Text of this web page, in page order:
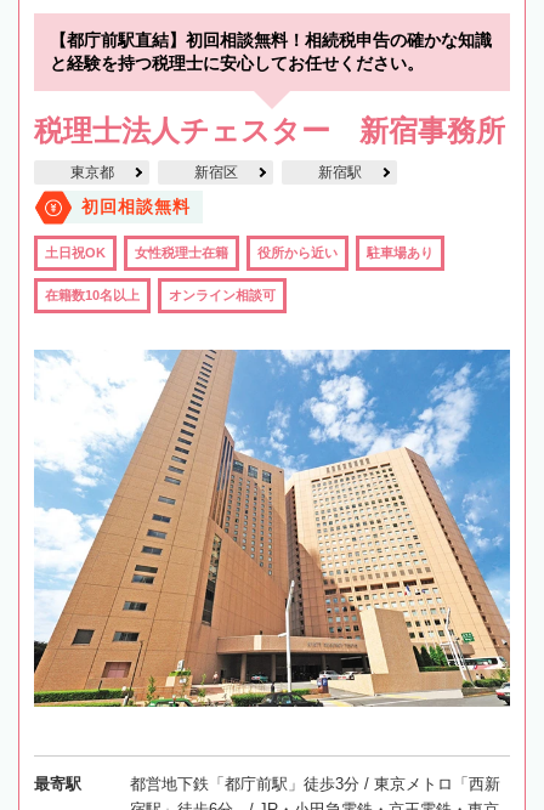
【都庁前駅直結】初回相談無料！相続税申告の確かな知識
と経験を持つ税理士に安心してお任せください。
税理士法人チェスター 新宿事務所
東京都 新宿区 新宿駅
初回相談無料
土日祝OK 女性税理士在籍 役所から近い 駐車場あり
在籍数10名以上 オンライン相談可
最寄駅
都営地下鉄「都庁前駅」徒歩3分 / 東京メトロ「西新